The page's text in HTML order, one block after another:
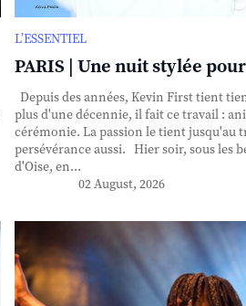
L’ESSENTIEL
PARIS | Une nuit stylée
Depuis des années, Kevin First tient
plus d'une décennie, il fait ce travail :
cérémonie. La passion le tient jusqu'au
persévérance aussi. Hier soir, sous les
d'Oise, en...
02 August, 2026